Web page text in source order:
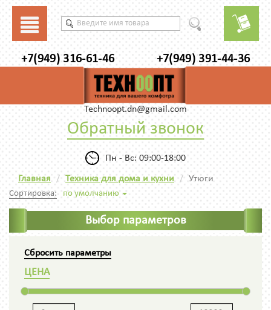
+7(949) 316-61-46 +7(949) 391-44-36
Technoopt.dn@gmail.com
Обратный звонок
Пн - Вс: 09:00-18:00
Главная Техника для дома и кухни Утюги
Сортировка: по умолчанию
Выбор параметров
Сбросить параметры
ЦЕНА